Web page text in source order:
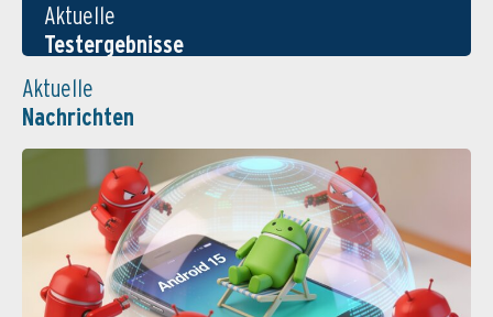
Aktuelle
Testergebnisse
Aktuelle
Nachrichten